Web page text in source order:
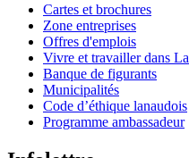
Cartes et brochures
Zone entreprises
Offres d'emplois
Vivre et travailler dans
Banque de figurants
Municipalités
Code d’éthique lanaudois
Programme ambassadeur